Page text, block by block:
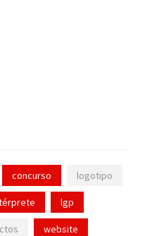
concurso logotipo
lgp
website